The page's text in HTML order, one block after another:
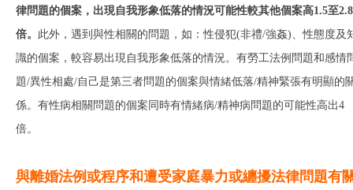
律問題的個案，出現自我形象低落的情況可能性較其他個案高1.5至
倍。 此外，遇到與性相關的問題，如：性侵犯(非禮/強姦)、性態度及
識的個案，較容易出現自我形象低落的情況。有勞工法例問題和感情
題/異性相處/自己是第三者問題的個案與情緒低落/精神緊張有明顯的
係。有性病相關問題的個案同時有情緒病/精神病問題的可能性高出4
倍。
與離婚法例或程序和遭受家庭暴力或纏擾法律問題有